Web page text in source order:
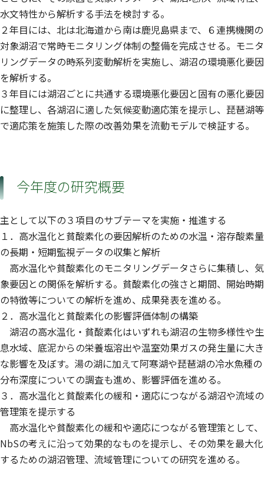
水文特性から解析する手法を検討する。
２年目には、北は北海道から南は鹿児島県まで、６連携機関の
対象湖沼で常時モニタリング体制の整備を完成させる。モニタ
リングデータの時系列変動解析を実施し、湖沼の環境悪化要因
を解析する。
３年目には湖沼ごとに共通する環境悪化要因と固有の悪化要因
に整理し、各湖沼に適した気候変動適応策を提示し、琵琶湖等
で適応策を施策した際の改善効果を流動モデルで検証する。
今年度の研究概要
主として以下の３項目のサブテーマを実施・推進する
１．高水温化と貧酸素化の要因解析のための水温・溶存酸素量
の長期・短期監視データの収集と解析
高水温化や貧酸素化のモニタリングデータさらに集積し、気
象要因との関係を解析する。貧酸素化の強さと期間、開始時期
の特徴等についての解析を進め、成果発表を進める。
２．高水温化と貧酸素化の影響評価体制の構築
湖沼の高水温化・貧酸素化はいずれも湖沼の生物多様性や生
息水域、底泥からの栄養塩溶出や温室効果ガスの発生量に大き
な影響を及ぼす。湯の湖に加えて阿寒湖や琵琶湖の冷水魚種の
分布深度についての調査も進め、影響評価を進める。
３．高水温化と貧酸素化の緩和・適応につながる湖沼や流域の
管理策を提示する
高水温化や貧酸素化の緩和や適応につながる管理策として、
NbSの考えに沿って効果的なものを提示し、その効果を最大化
するための湖沼管理、流域管理についての研究を進める。